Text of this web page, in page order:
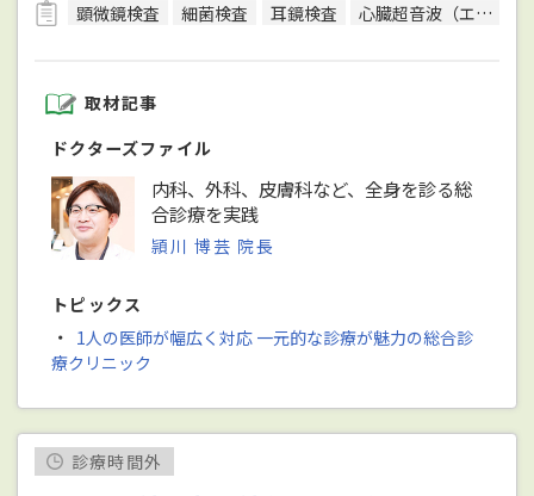
顕微鏡検査
細菌検査 耳鏡検査 心臓超音波（エコー）検査
取材記事
ドクターズファイル
内科、外科、皮膚科など、全身を診る総
合診療を実践
頴川 博芸 院長
トピックス
・ 1人の医師が幅広く対応 一元的な診療が魅力の総合診
療クリニック
診療時間外